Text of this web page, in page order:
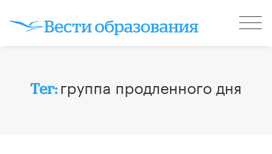
Тег: группа продленного дня